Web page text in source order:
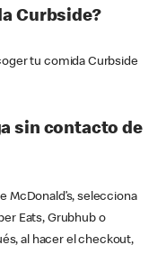
Curbside?
tu comida Curbside
sin contacto de
McDonald’s, selecciona
Eats, Grubhub o
al hacer el checkout,